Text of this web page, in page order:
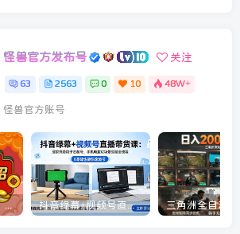
怪兽官方发布号 关注
63 2563 0 10 48W+
怪兽官方账号
【合伙人项目介绍】打假维权项目介绍 抖音绿幕+视频号直播带货课：居家照着稿子念起号，手机电脑双场景搭建全流程